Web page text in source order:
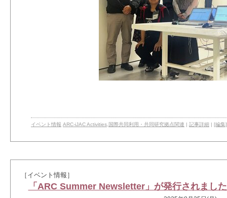
イベント情報 ARC-iJAC Activities 国際共同利用・共同研究拠点関連 | 記事詳細 | [編集]
［イベント情報］
「ARC Summer Newsletter」が発行されまし